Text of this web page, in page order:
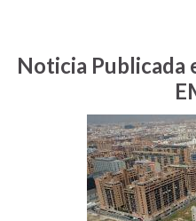
Noticia Publicada